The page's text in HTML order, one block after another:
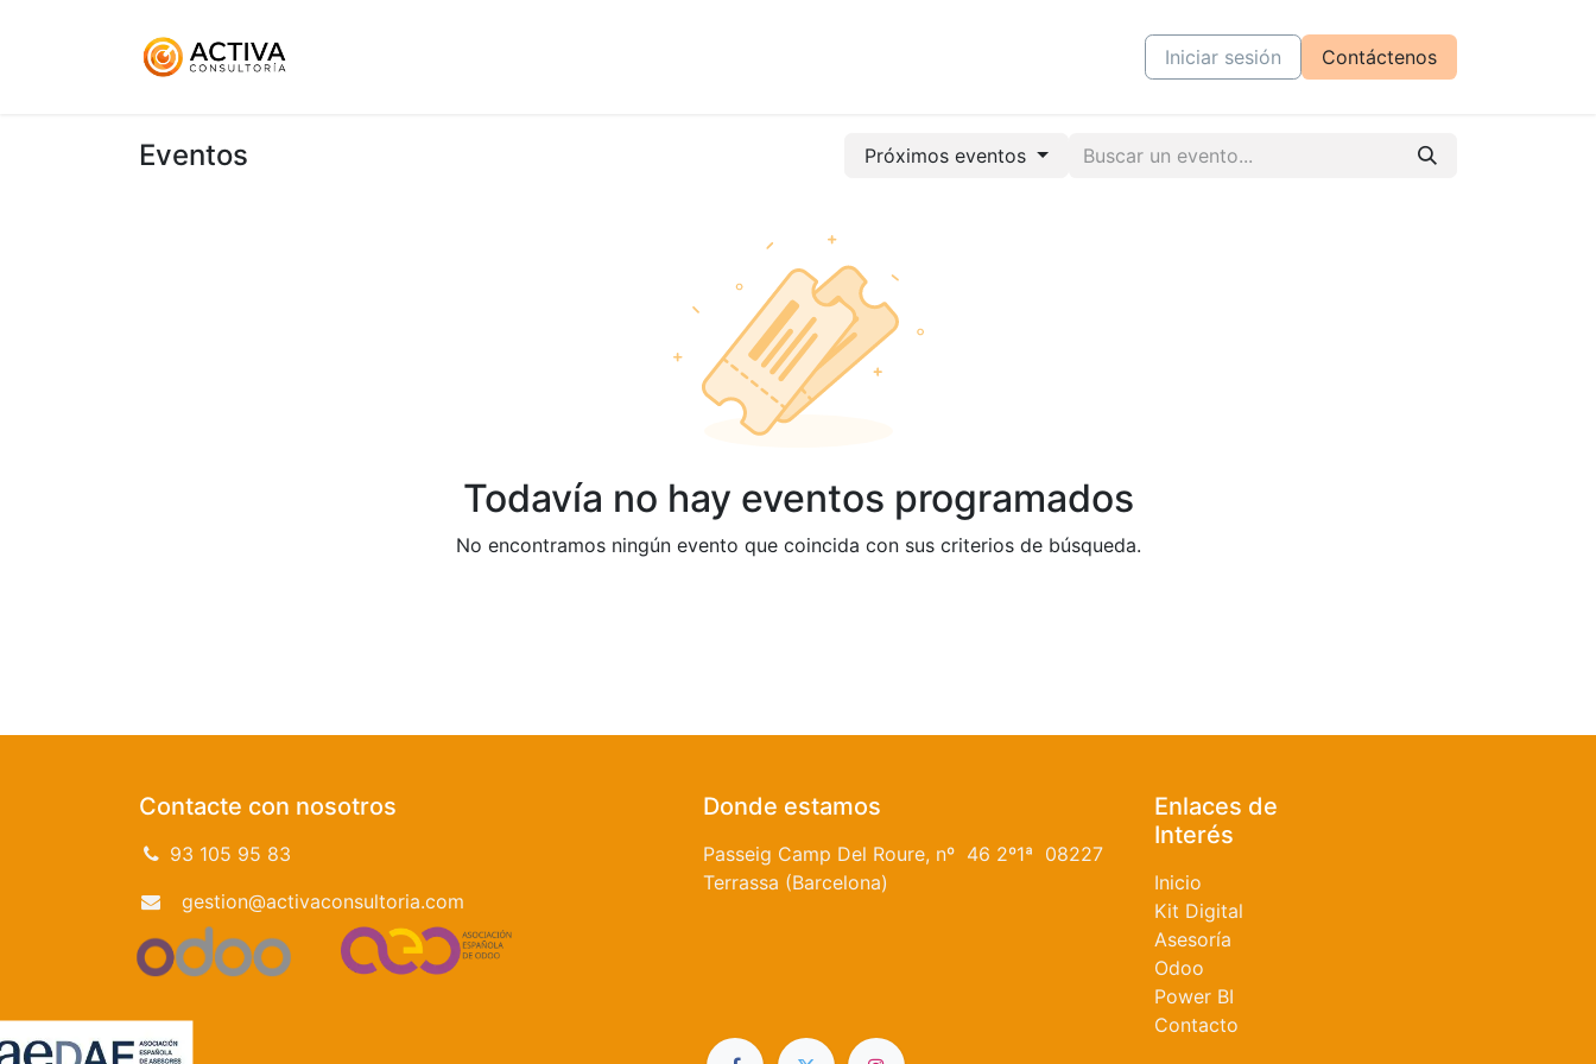
CursosIniciar sesión Contáctenos
Eventos Próximos eventos
Todavía no hay eventos programados
No encontramos ningún evento que coincida con sus criterios de búsqueda.
Contacte con nosotros
93 105 95 83
gestion@activaconsultoria.com
Donde estamos
Passeig Camp Del Roure, nº 46 2º1ª 08227
Terrassa (Barcelona)
Enlaces de
Interés
Inicio
Kit Digital
Asesoría
Odoo
Power BI
Contacto